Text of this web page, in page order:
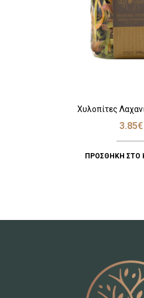
Χυλοπίτες
3.85€
ΠΡΟΣΘΉΚΗ ΣΤΟ